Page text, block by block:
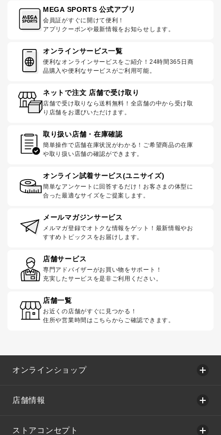
MEGA SPORTS 公式アプリ
会員証がすぐに開けて便利！
アプリクーポンや最新情報をお知らせします。
オンラインサービス一覧
便利なオンラインサービスをご紹介！24時間365日商
品購入や便利なサービスがご利用可能。
ネットで注文 店舗で受け取り
店舗で受け取りなら送料無料！全店舗の中から受け取
り店舗をお選びいただけます。
取り扱い店舗・在庫確認
簡単操作で店舗在庫状況がわかる！ご希望商品の在庫
や取り扱い店舗の確認ができます。
オンライン試着サービス(ユニサイズ)
簡単なアンケートに回答するだけ！お客さまの体型に
合った最適なサイズをご提案します。
メールマガジンサービス
メルマガ登録でオトクな情報をゲット！最新情報やお
すすめトピックスをお届けします。
店舗サービス
専門アドバイザーがお買い物をサポート！
充実したサービスを是非ご利用ください。
店舗一覧
お近くの店舗がすぐに見つかる！
住所や営業時間はこちらからご確認できます。
オンラインショップ
店舗情報
ストアコンセプト